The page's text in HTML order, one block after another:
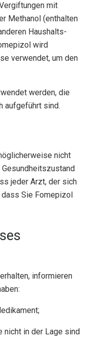
mit
Methanol (enthalten
Haushalts-
wird
verwendet, um den
werden, die
aufgeführt sind.
nicht
jeder Arzt, der sich
Sie Fomepizol
informieren
nicht in der Lage sind